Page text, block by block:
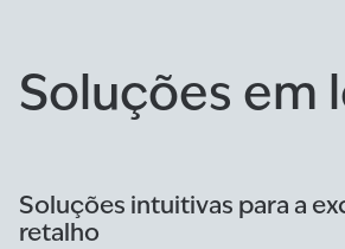
Soluções em
Soluções intuitivas para a
retalho